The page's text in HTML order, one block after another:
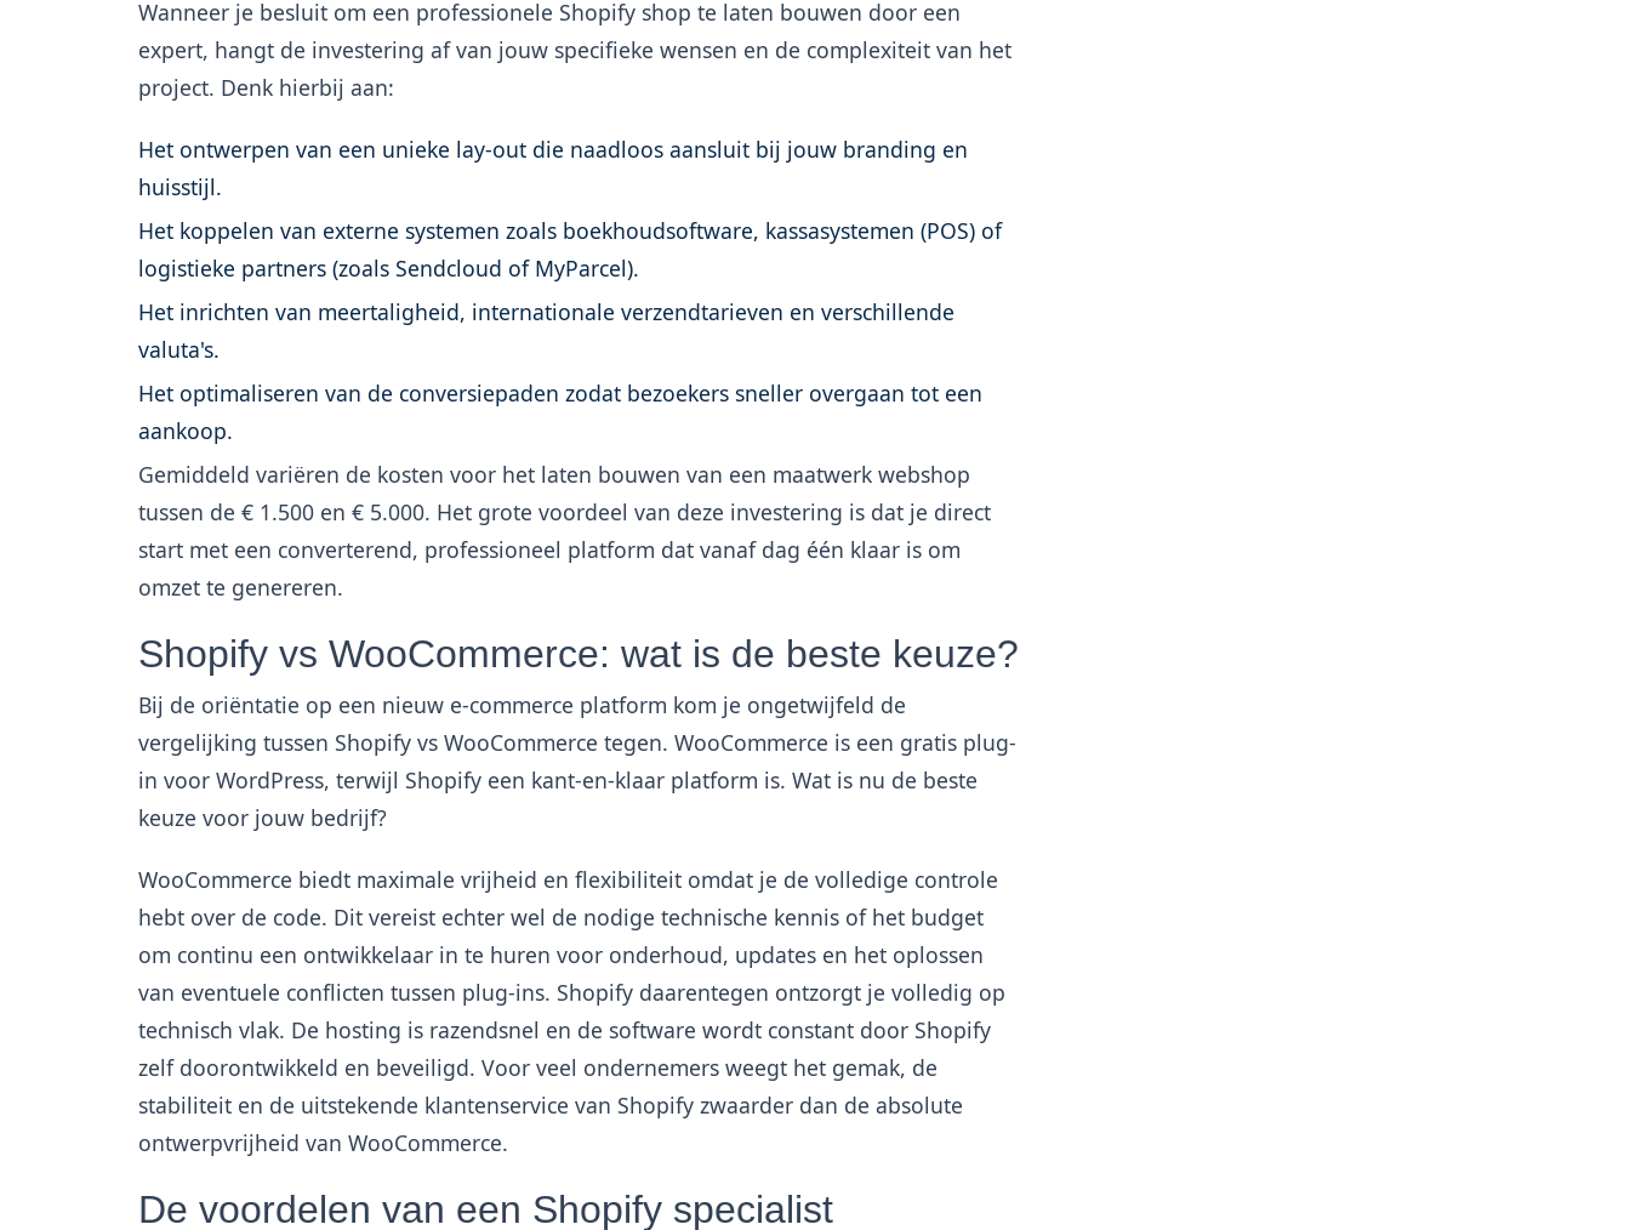
Wanneer je besluit om een professionele Shopify shop te laten bouwen door een
expert, hangt de investering af van jouw specifieke wensen en de complexiteit van het
project. Denk hierbij aan:
Het ontwerpen van een unieke lay-out die naadloos aansluit bij jouw branding en
huisstijl.
Het koppelen van externe systemen zoals boekhoudsoftware, kassasystemen (POS) of
logistieke partners (zoals Sendcloud of MyParcel).
Het inrichten van meertaligheid, internationale verzendtarieven en verschillende
valuta's.
Het optimaliseren van de conversiepaden zodat bezoekers sneller overgaan tot een
aankoop.
Gemiddeld variëren de kosten voor het laten bouwen van een maatwerk webshop
tussen de € 1.500 en € 5.000. Het grote voordeel van deze investering is dat je direct
start met een converterend, professioneel platform dat vanaf dag één klaar is om
omzet te genereren.
Shopify vs WooCommerce: wat is de beste keuze?
Bij de oriëntatie op een nieuw e-commerce platform kom je ongetwijfeld de
vergelijking tussen Shopify vs WooCommerce tegen. WooCommerce is een gratis plug-
in voor WordPress, terwijl Shopify een kant-en-klaar platform is. Wat is nu de beste
keuze voor jouw bedrijf?
WooCommerce biedt maximale vrijheid en flexibiliteit omdat je de volledige controle
hebt over de code. Dit vereist echter wel de nodige technische kennis of het budget
om continu een ontwikkelaar in te huren voor onderhoud, updates en het oplossen
van eventuele conflicten tussen plug-ins. Shopify daarentegen ontzorgt je volledig op
technisch vlak. De hosting is razendsnel en de software wordt constant door Shopify
zelf doorontwikkeld en beveiligd. Voor veel ondernemers weegt het gemak, de
stabiliteit en de uitstekende klantenservice van Shopify zwaarder dan de absolute
ontwerpvrijheid van WooCommerce.
De voordelen van een Shopify specialist